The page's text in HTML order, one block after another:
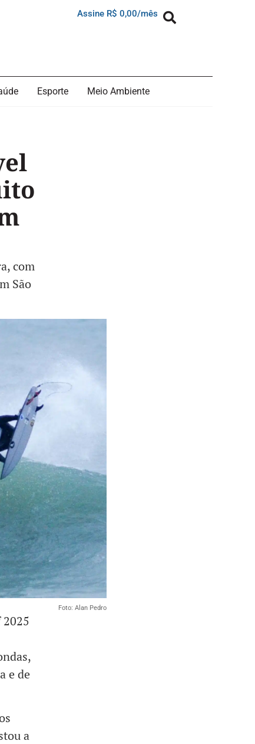
Assine R$ 0,00/mês
Esporte Meio Ambiente
com
São
Foto: Alan Pedro
e de
a